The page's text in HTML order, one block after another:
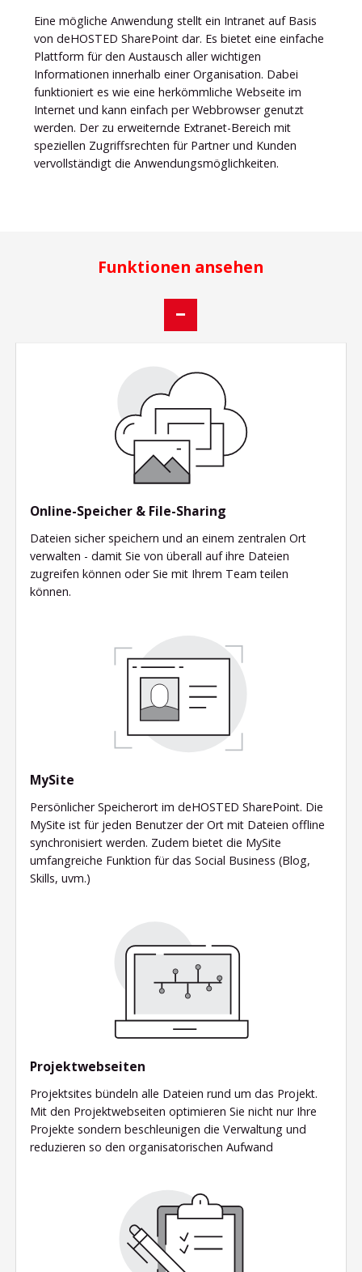
Eine mögliche Anwendung stellt ein Intranet auf Basis
von deHOSTED SharePoint dar. Es bietet eine einfache
Plattform für den Austausch aller wichtigen
Informationen innerhalb einer Organisation. Dabei
funktioniert es wie eine herkömmliche Webseite im
Internet und kann einfach per Webbrowser genutzt
werden. Der zu erweiternde Extranet-Bereich mit
speziellen Zugriffsrechten für Partner und Kunden
vervollständigt die Anwendungsmöglichkeiten.
Funktionen ansehen
Online-Speicher & File-Sharing
Dateien sicher speichern und an einem zentralen Ort
verwalten - damit Sie von überall auf ihre Dateien
zugreifen können oder Sie mit Ihrem Team teilen
können.
MySite
Persönlicher Speicherort im deHOSTED SharePoint. Die
MySite ist für jeden Benutzer der Ort mit Dateien offline
synchronisiert werden. Zudem bietet die MySite
umfangreiche Funktion für das Social Business (Blog,
Skills, uvm.)
Projektwebseiten
Projektsites bündeln alle Dateien rund um das Projekt.
Mit den Projektwebseiten optimieren Sie nicht nur Ihre
Projekte sondern beschleunigen die Verwaltung und
reduzieren so den organisatorischen Aufwand